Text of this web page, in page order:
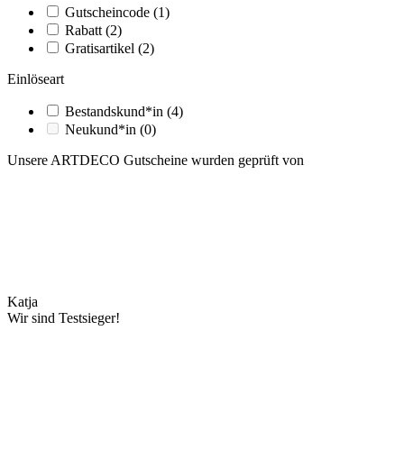
Gutscheincode (1)
Rabatt (2)
Gratisartikel (2)
Einlöseart
Bestandskund*in (4)
Neukund*in (0)
Unsere ARTDECO Gutscheine wurden geprüft von
Katja
Wir sind Testsieger!